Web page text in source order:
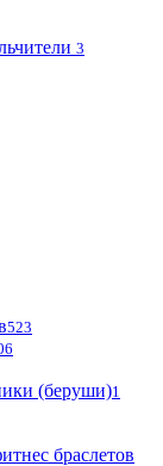
3
523
(беруши)1
браслетов